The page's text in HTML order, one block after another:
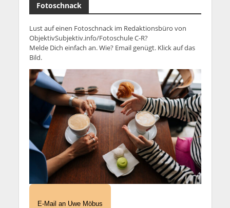
Fotoschnack
Lust auf einen Fotoschnack im Redaktionsbüro von
ObjektivSubjektiv.info/Fotoschule C-R?
Melde Dich einfach an. Wie? Email genügt. Klick auf das
Bild.
E-Mail an Uwe Möbus